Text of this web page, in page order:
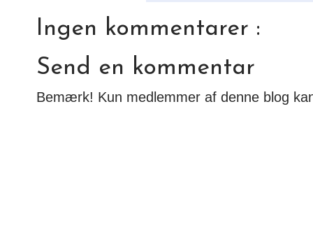
Ingen kommentarer :
Send en kommentar
Bemærk! Kun medlemmer af denne blog